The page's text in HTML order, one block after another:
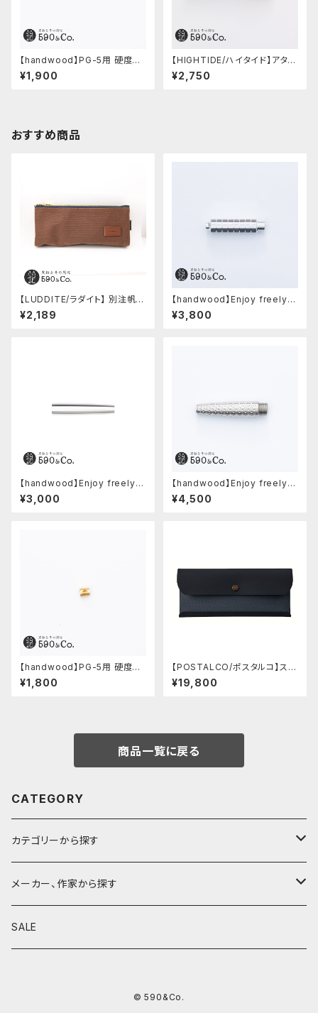
【handwood】PG-5用 硬度表
示窓 (ステンレス/六角窓)
¥1,900
【HIGHTIDE/ハイタイド】アタシ
ェ マーブル万年筆 (ブラック)
¥2,750
おすすめ商品
【LUDDITE/ラダイト】 別注帆布
ベンディペンケース (コーヒー)
¥2,189
【handwood】Enjoy freely
前軸・八角形ストレート(ジュラル
ミン)
¥3,800
【handwood】Enjoy freely
後軸 (超超ジュラルミン)
¥3,000
【handwood】Enjoy freely
前軸・ディンプル(ステンレス)
¥4,500
【handwood】PG-5用 硬度表
示窓 (真鍮/菱形窓)
¥1,800
【POSTALCO/ポスタルコ】スナ
ップペンケース (Navy Blue)
¥19,800
商品一覧に戻る
CATEGORY
カテゴリーから探す
鉛筆
鉛筆補助軸
メーカー、作家から探す
590&Co.
SALE
© 590&Co.